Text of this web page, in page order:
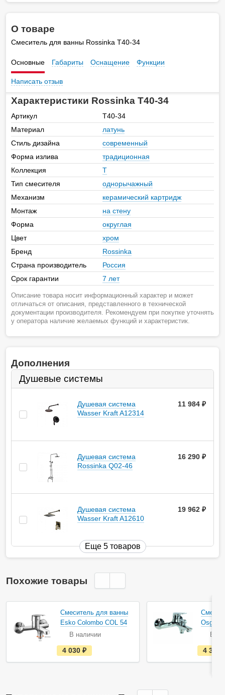
О товаре
Смеситель для ванны Rossinka T40-34
Основные Габариты Оснащение Функции
Написать отзыв
Характеристики Rossinka T40-34
Артикул
T40-34
Материал
латунь
Стиль дизайна
современный
Форма излива
традиционная
Коллекция
T
Тип смесителя
однорычажный
Механизм
керамический картридж
Монтаж
на стену
Форма
округлая
Цвет
хром
Бренд
Rossinka
Страна производитель
Россия
Срок гарантии
7 лет
Описание товара носит информационный характер и может
отличаться от описания, представленного в технической
документации производителя. Рекомендуем при покупке уточнять
у оператора наличие желаемых функций и характеристик.
Дополнения
Душевые системы
Душевая система
Wasser Kraft A12314
11 984
Душевая система
Rossinka Q02-46
16 290
Душевая система
Wasser Kraft A12610
19 962
Еще 5 товаров
Похожие товары
Смеситель для ванны
Esko Colombo COL 54
В наличии
е
с
т
4 030
Osgard
В
4 358